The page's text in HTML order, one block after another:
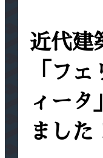
近代
「フ
ィータ
ました